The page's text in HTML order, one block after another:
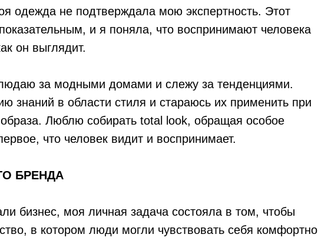
одежда не подтверждала мою экспертность. Этот
и я поняла, что воспринимают человека
он выглядит.
за модными домами и слежу за тенденциями.
знаний в области стиля и стараюсь их применить при
образа. Люблю собирать total look, обращая особое
что человек видит и воспринимает.
БРЕНДА
бизнес, моя личная задача состояла в том, чтобы
в котором люди могли чувствовать себя комфортно